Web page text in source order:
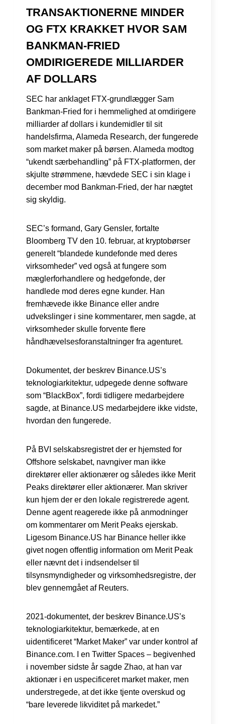
TRANSAKTIONERNE MINDER
OG FTX KRAKKET HVOR SAM
BANKMAN-FRIED
OMDIRIGEREDE MILLIARDER
AF DOLLARS
SEC har anklaget FTX-grundlægger Sam
Bankman-Fried for i hemmelighed at omdirigere
milliarder af dollars i kundemidler til sit
handelsfirma, Alameda Research, der fungerede
som market maker på børsen. Alameda modtog
“ukendt særbehandling” på FTX-platformen, der
skjulte strømmene, hævdede SEC i sin klage i
december mod Bankman-Fried, der har nægtet
sig skyldig.
SEC’s formand, Gary Gensler, fortalte
Bloomberg TV den 10. februar, at kryptobørser
generelt “blandede kundefonde med deres
virksomheder” ved også at fungere som
mæglerforhandlere og hedgefonde, der
handlede mod deres egne kunder. Han
fremhævede ikke Binance eller andre
udvekslinger i sine kommentarer, men sagde, at
virksomheder skulle forvente flere
håndhævelsesforanstaltninger fra agenturet.
Dokumentet, der beskrev Binance.US’s
teknologiarkitektur, udpegede denne software
som “BlackBox”, fordi tidligere medarbejdere
sagde, at Binance.US medarbejdere ikke vidste,
hvordan den fungerede.
På BVI selskabsregistret der er hjemsted for
Offshore selskabet, navngiver man ikke
direktører eller aktionærer og således ikke Merit
Peaks direktører eller aktionærer. Man skriver
kun hjem der er den lokale registrerede agent.
Denne agent reagerede ikke på anmodninger
om kommentarer om Merit Peaks ejerskab.
Ligesom Binance.US har Binance heller ikke
givet nogen offentlig information om Merit Peak
eller nævnt det i indsendelser til
tilsynsmyndigheder og virksomhedsregistre, der
blev gennemgået af Reuters.
2021-dokumentet, der beskrev Binance.US’s
teknologiarkitektur, bemærkede, at en
uidentificeret “Market Maker” var under kontrol af
Binance.com. I en Twitter Spaces – begivenhed
i november sidste år sagde Zhao, at han var
aktionær i en uspecificeret market maker, men
understregede, at det ikke tjente overskud og
“bare leverede likviditet på markedet.”